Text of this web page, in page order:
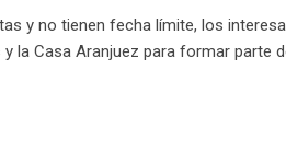
y no tienen fecha límite, los
la Casa Aranjuez para formar parte